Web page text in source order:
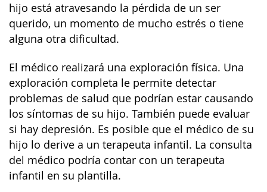
hijo está atravesando la pérdida de un ser
querido, un momento de mucho estrés o tiene
alguna otra dificultad.
El médico realizará una exploración física. Una
exploración completa le permite detectar
problemas de salud que podrían estar causando
los síntomas de su hijo. También puede evaluar
si hay depresión. Es posible que el médico de su
hijo lo derive a un terapeuta infantil. La consulta
del médico podría contar con un terapeuta
infantil en su plantilla.